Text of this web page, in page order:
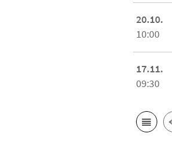
20.10.
10:00
17.11.
09:30